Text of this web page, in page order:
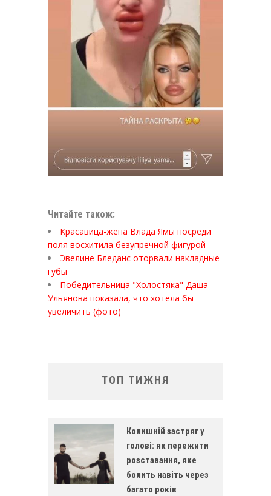
Читайте також:
Красавица-жена Влада Ямы посреди
поля восхитила безупречной фигурой
Эвелине Бледанс оторвали накладные
губы
Победительница "Холостяка" Даша
Ульянова показала, что хотела бы
увеличить (фото)
ТОП ТИЖНЯ
Колишній застряг у
голові: як пережити
розставання, яке
болить навіть через
багато років